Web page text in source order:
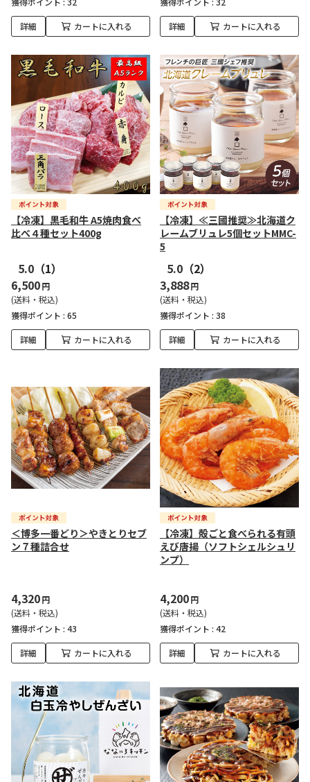
詳細 カートに入れる 詳細 カートに入れる
【冷凍】黒毛和牛 A5焼肉食べ
比べ４種セット400g
5.0 （1）
6,500円
(送料・税込)
獲得ポイント : 65
詳細 カートに入れる
【冷凍】≪三國推奨≫北海道ク
レームブリュレ5個セットMMC-
5
5.0 （2）
3,888円
(送料・税込)
獲得ポイント : 38
詳細 カートに入れる
＜博多一番どり＞やきとりセブ
ン７種詰合せ
4,320円
(送料・税込)
獲得ポイント : 43
詳細 カートに入れる
【冷凍】殻ごと食べられる有頭
えび唐揚（ソフトシェルシュリ
ンプ）
4,200円
(送料・税込)
獲得ポイント : 42
詳細 カートに入れる